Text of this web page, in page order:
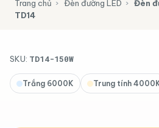
Trang chủ › Đèn đường LED › Đèn
TD14
SKU: TD14-150W
Trắng 6000K Trung tính